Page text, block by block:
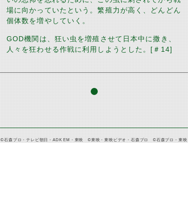
場に向かっていたという。繁殖力が高く、どんどん
個体数を増やしていく。
GOD機関は、狂い虫を増殖させて日本中に撒き、
人々を狂わせる作戦に利用しようとした。 [ ＃ 14]
©石森プロ・テレビ朝日・ADK EM・東映 ©東映・東映ビデオ・石森プロ ©石森プロ・東映